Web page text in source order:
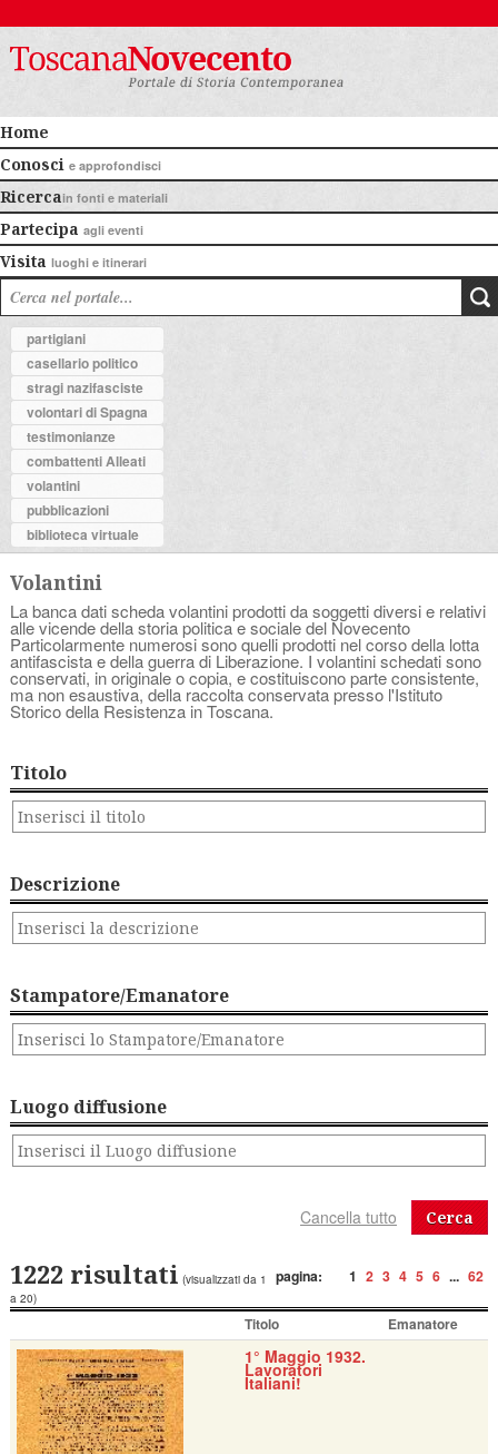
Home
Conosci e approfondisci
Ricercain fonti e materiali
Partecipa agli eventi
Visita luoghi e itinerari
partigiani
casellario politico
stragi nazifasciste
volontari di Spagna
testimonianze
combattenti Alleati
volantini
pubblicazioni
biblioteca virtuale
Volantini
La banca dati scheda volantini prodotti da soggetti diversi e relativi
alle vicende della storia politica e sociale del Novecento
Particolarmente numerosi sono quelli prodotti nel corso della lotta
antifascista e della guerra di Liberazione. I volantini schedati sono
conservati, in originale o copia, e costituiscono parte consistente,
ma non esaustiva, della raccolta conservata presso l'Istituto
Storico della Resistenza in Toscana.
Titolo
Descrizione
Stampatore/Emanatore
Luogo diffusione
Cerca
pagina: 1 2 3 4 5 6 ... 62
1222 risultati (visualizzati da 1
a 20)
Titolo Emanatore
1° Maggio 1932.
Lavoratori
Italiani!